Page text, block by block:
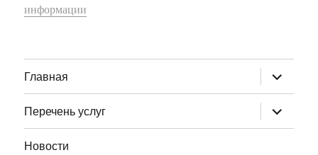
информации
Главная раскрыть
дочернее
меню
Перечень услуг
раскрыть
дочернее
меню
Новости